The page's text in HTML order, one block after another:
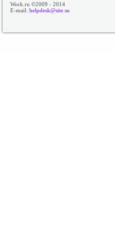
Work.ru ©2009 - 2014
E-mail: helpdesk@site.su